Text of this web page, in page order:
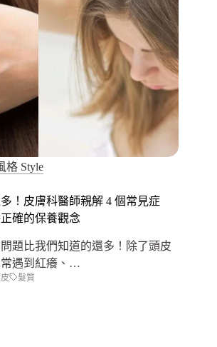
格 Style
！皮膚科醫師親解 4 個常見症
確的保養觀念
題比我們知道的還多！除了頭皮
遇到紅癢、…
髮質